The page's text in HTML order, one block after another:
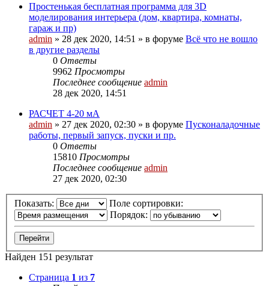
Простенькая бесплатная программа для 3D
моделирования интерьера (дом, квартира, комнаты,
гараж и пр)
admin » 28 дек 2020, 14:51 » в форуме Всё что не вошло
в другие разделы
0 Ответы
9962 Просмотры
Последнее сообщение admin
28 дек 2020, 14:51
РАСЧЕТ 4-20 мА
admin » 27 дек 2020, 02:30 » в форуме Пусконаладочные
работы, первый запуск, пуски и пр.
0 Ответы
15810 Просмотры
Последнее сообщение admin
27 дек 2020, 02:30
Показать:
Поле сортировки:
Порядок:
Найден 151 результат
Страница 1 из 7